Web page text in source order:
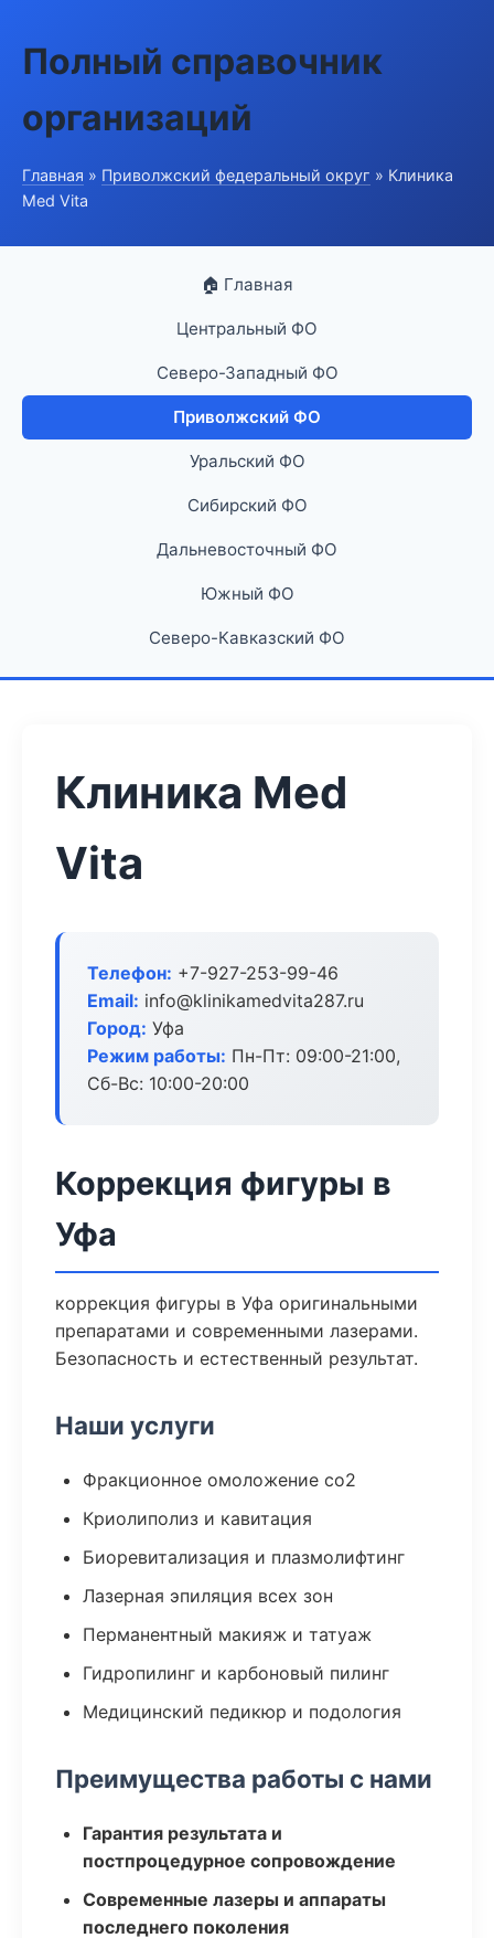
Полный справочник
организаций
Главная » Приволжский федеральный округ » Клиника
Med Vita
🏠 Главная
Центральный ФО
Северо-Западный ФО
Приволжский ФО
Уральский ФО
Сибирский ФО
Дальневосточный ФО
Южный ФО
Северо-Кавказский ФО
Клиника Med
Vita
Телефон: +7-927-253-99-46
Email: info@klinikamedvita287.ru
Город: Уфа
Режим работы: Пн-Пт: 09:00-21:00,
Сб-Вс: 10:00-20:00
Коррекция фигуры в
Уфа
коррекция фигуры в Уфа оригинальными
препаратами и современными лазерами.
Безопасность и естественный результат.
Наши услуги
Фракционное омоложение co2
Криолиполиз и кавитация
Биоревитализация и плазмолифтинг
Лазерная эпиляция всех зон
Перманентный макияж и татуаж
Гидропилинг и карбоновый пилинг
Медицинский педикюр и подология
Преимущества работы с нами
Гарантия результата и
постпроцедурное сопровождение
Современные лазеры и аппараты
последнего поколения